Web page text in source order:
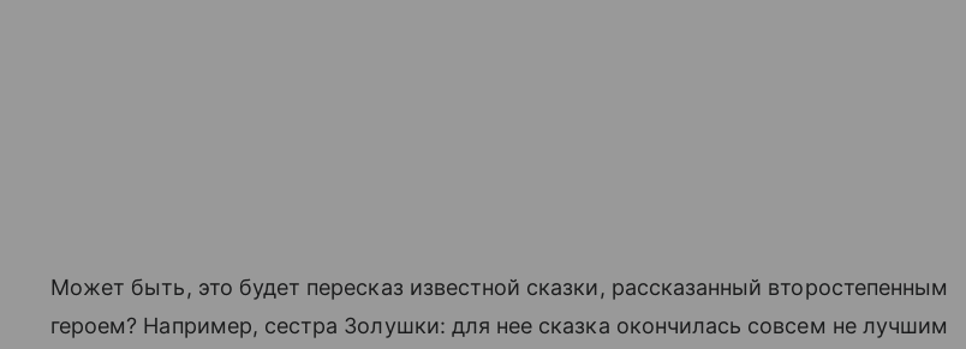
Может быть, это будет пересказ известной сказки, рассказанный второстепенным
героем? Например, сестра Золушки: для нее сказка окончилась совсем не лучшим